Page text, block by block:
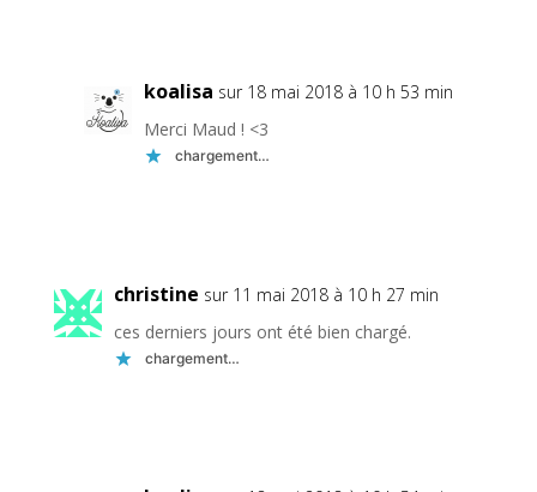
koalisa sur 18 mai 2018 à 10 h 53 min
Merci Maud ! <3
chargement…
christine sur 11 mai 2018 à 10 h 27 min
ces derniers jours ont été bien chargé.
chargement…